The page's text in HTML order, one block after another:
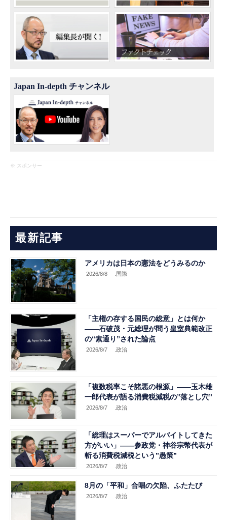
Japan In-depth チャンネル
※ スポンサー
最新記事
アメリカは日本の憲法をどうみるのか
2026/8/8 .国際
「主権の存する国民の総意」とは何か
――石破茂・元総理が問う皇室典範改正
の“素通り”された論点
2026/8/7 .政治
「複数税率こそ諸悪の根源」――玉木雄
一郎代表が語る消費税減税の”落とし穴”
2026/8/7 .政治
「総理はスーパーでアルバイトしてきた
方がいい」――参政党・神谷宗幣代表が
斬る消費税減税という”愚策”
2026/8/7 .政治
8月の「平和」合唱の欠陥、ふたたび
2026/8/7 .政治